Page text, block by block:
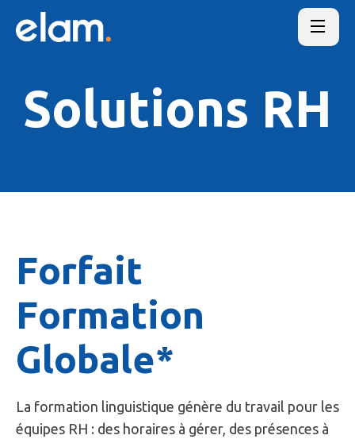
Solutions RH
Forfait
Formation
Globale*
La formation linguistique génère du travail pour les
équipes RH : des horaires à gérer, des présences à